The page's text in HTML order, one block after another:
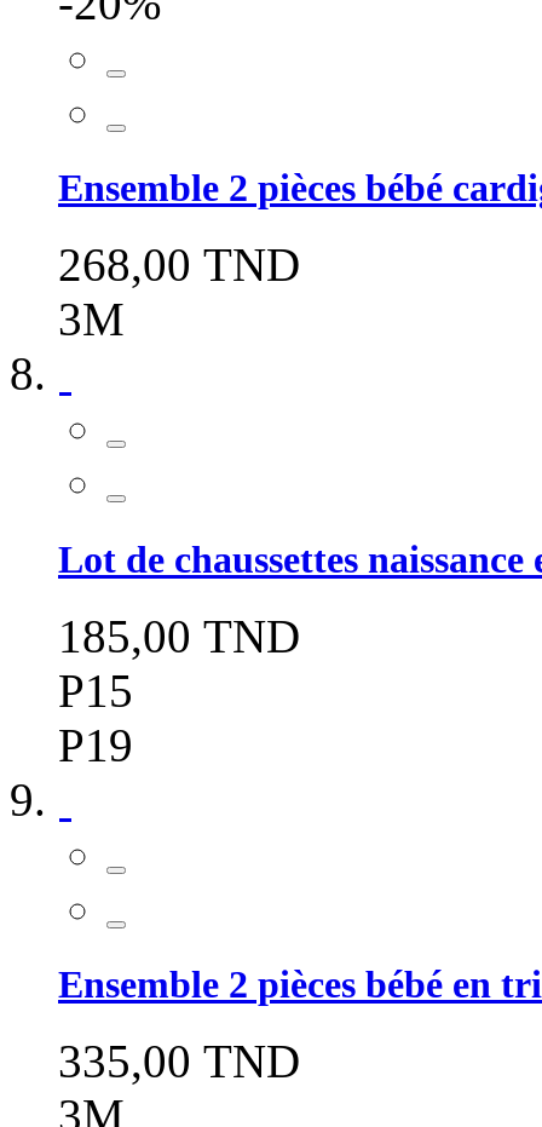
Ensemble 2 pièces bébé
268,00 TND
3M
Lot de chaussettes
185,00 TND
P15
P19
Ensemble 2 pièces bébé en
335,00 TND
3M